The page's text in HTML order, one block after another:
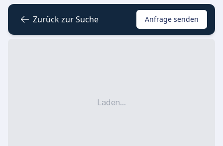
Zurück zur Suche Anfrage senden
Laden...